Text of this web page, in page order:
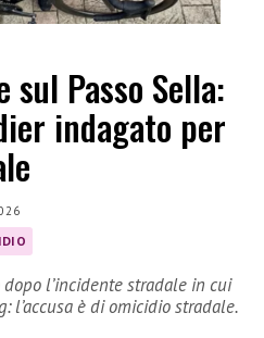
sul Passo Sella:
indagato per
l’incidente stradale in cui
l’accusa è di omicidio stradale.